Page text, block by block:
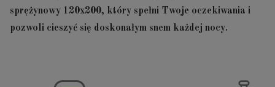
sprężynowy 120x200, który spełni Twoje oczekiwania i
pozwoli cieszyć się doskonałym snem każdej nocy.